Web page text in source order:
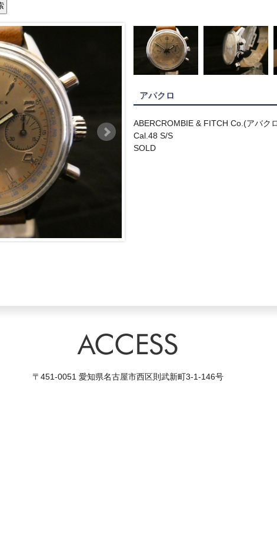
アバクロ
ABERCROMBIE & FITCH Co.(アバク
Cal.48 S/S
SOLD
〒451-0051 愛知県名古屋市西区則武新町3-1-146号